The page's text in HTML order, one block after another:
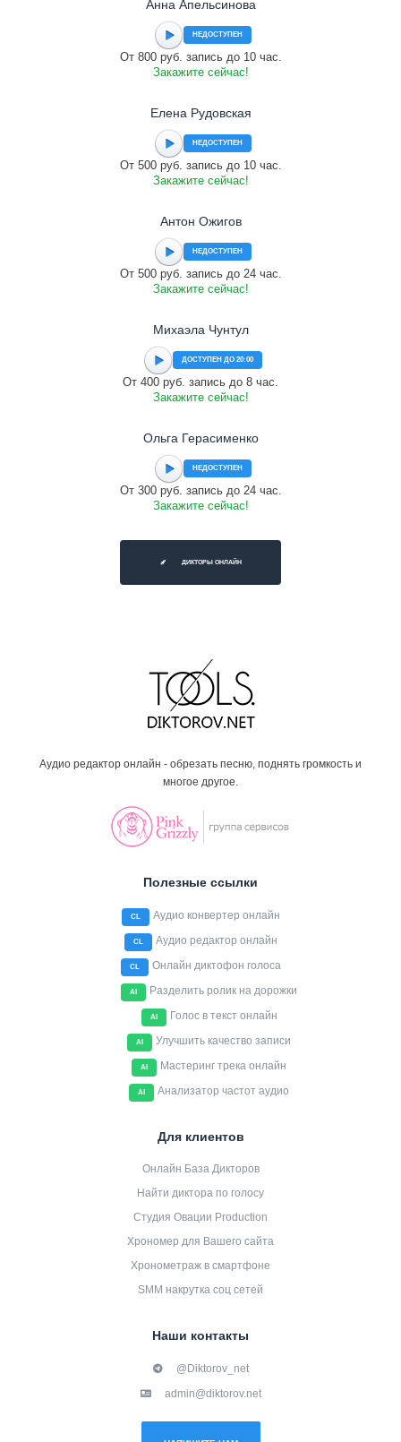
Анна Апельсинова
НЕДОСТУПЕН
От 800 руб. запись до 10 час.
Закажите сейчас!
Елена Рудовская
НЕДОСТУПЕН
От 500 руб. запись до 10 час.
Закажите сейчас!
Антон Ожигов
НЕДОСТУПЕН
От 500 руб. запись до 24 час.
Закажите сейчас!
Михаэла Чунтул
ДОСТУПЕН ДО 20:00
От 400 руб. запись до 8 час.
Закажите сейчас!
Ольга Герасименко
НЕДОСТУПЕН
От 300 руб. запись до 24 час.
Закажите сейчас!
ДИКТОРЫ ОНЛАЙН
Аудио редактор онлайн - обрезать песню, поднять громкость и
многое другое.
Полезные ссылки
CL Аудио конвертер онлайн
CL Аудио редактор онлайн
CL Онлайн диктофон голоса
AI Разделить ролик на дорожки
AI Голос в текст онлайн
AI Улучшить качество записи
AI Мастеринг трека онлайн
AI Анализатор частот аудио
Для клиентов
Онлайн База Дикторов
Найти диктора по голосу
Студия Овации Production
Хрономер для Вашего сайта
Хронометраж в смартфоне
SMM накрутка соц сетей
Наши контакты
@Diktorov_net
admin@diktorov.net